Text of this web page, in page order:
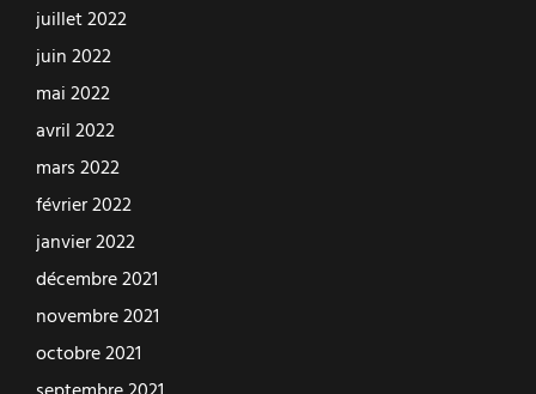
juillet 2022
juin 2022
mai 2022
avril 2022
mars 2022
février 2022
janvier 2022
décembre 2021
novembre 2021
octobre 2021